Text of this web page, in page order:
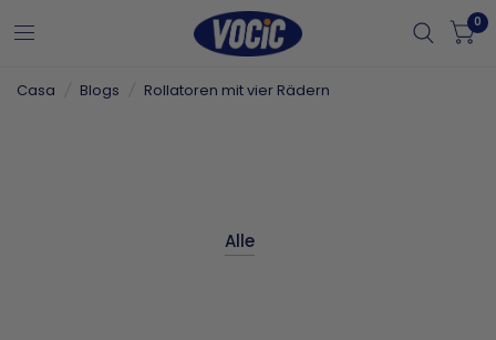
0
Casa Blogs Rollatoren mit vier Rädern
Alle